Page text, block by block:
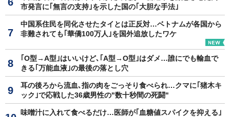
市発言に｢無言の支持｣を示した国の｢大胆な手法｣
中国系住民を同化させたタイとは正反対…ベトナムが各国から
非難されても｢華僑100万人｣を国外追放したワケ
｢O型→A型｣はいいけど､｢A型→O型｣はダメ…誰にでも輸血で
きる｢万能血液｣の最後の落とし穴
耳の後ろから流血､指の肉をごっそり食べられ…クマに｢猪木キ
ック｣で応戦した36歳男性の"数十秒間の死闘"
味噌汁に入れて食べるだけ…医師が｢血糖値スパイクを抑える｣